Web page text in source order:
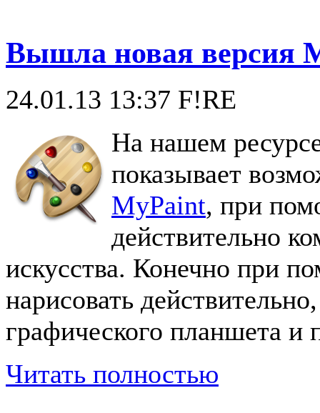
Вышла новая версия
24.01.13 13:37 F!RE
На нашем ресурсе
показывает
MyPaint, при
действительно
искусства. Конечно при
нарисовать
графического планшета
Читать полностью